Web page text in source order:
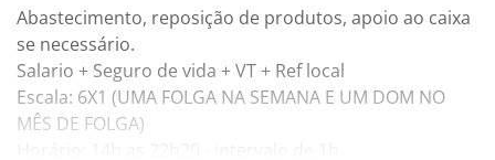
Abastecimento, reposição de produtos, apoio ao caixa
se necessário.
Salario + Seguro de vida + VT + Ref local
Escala: 6X1 (UMA FOLGA NA SEMANA E UM DOM NO
MÊS DE FOLGA)